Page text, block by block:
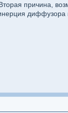
причина,